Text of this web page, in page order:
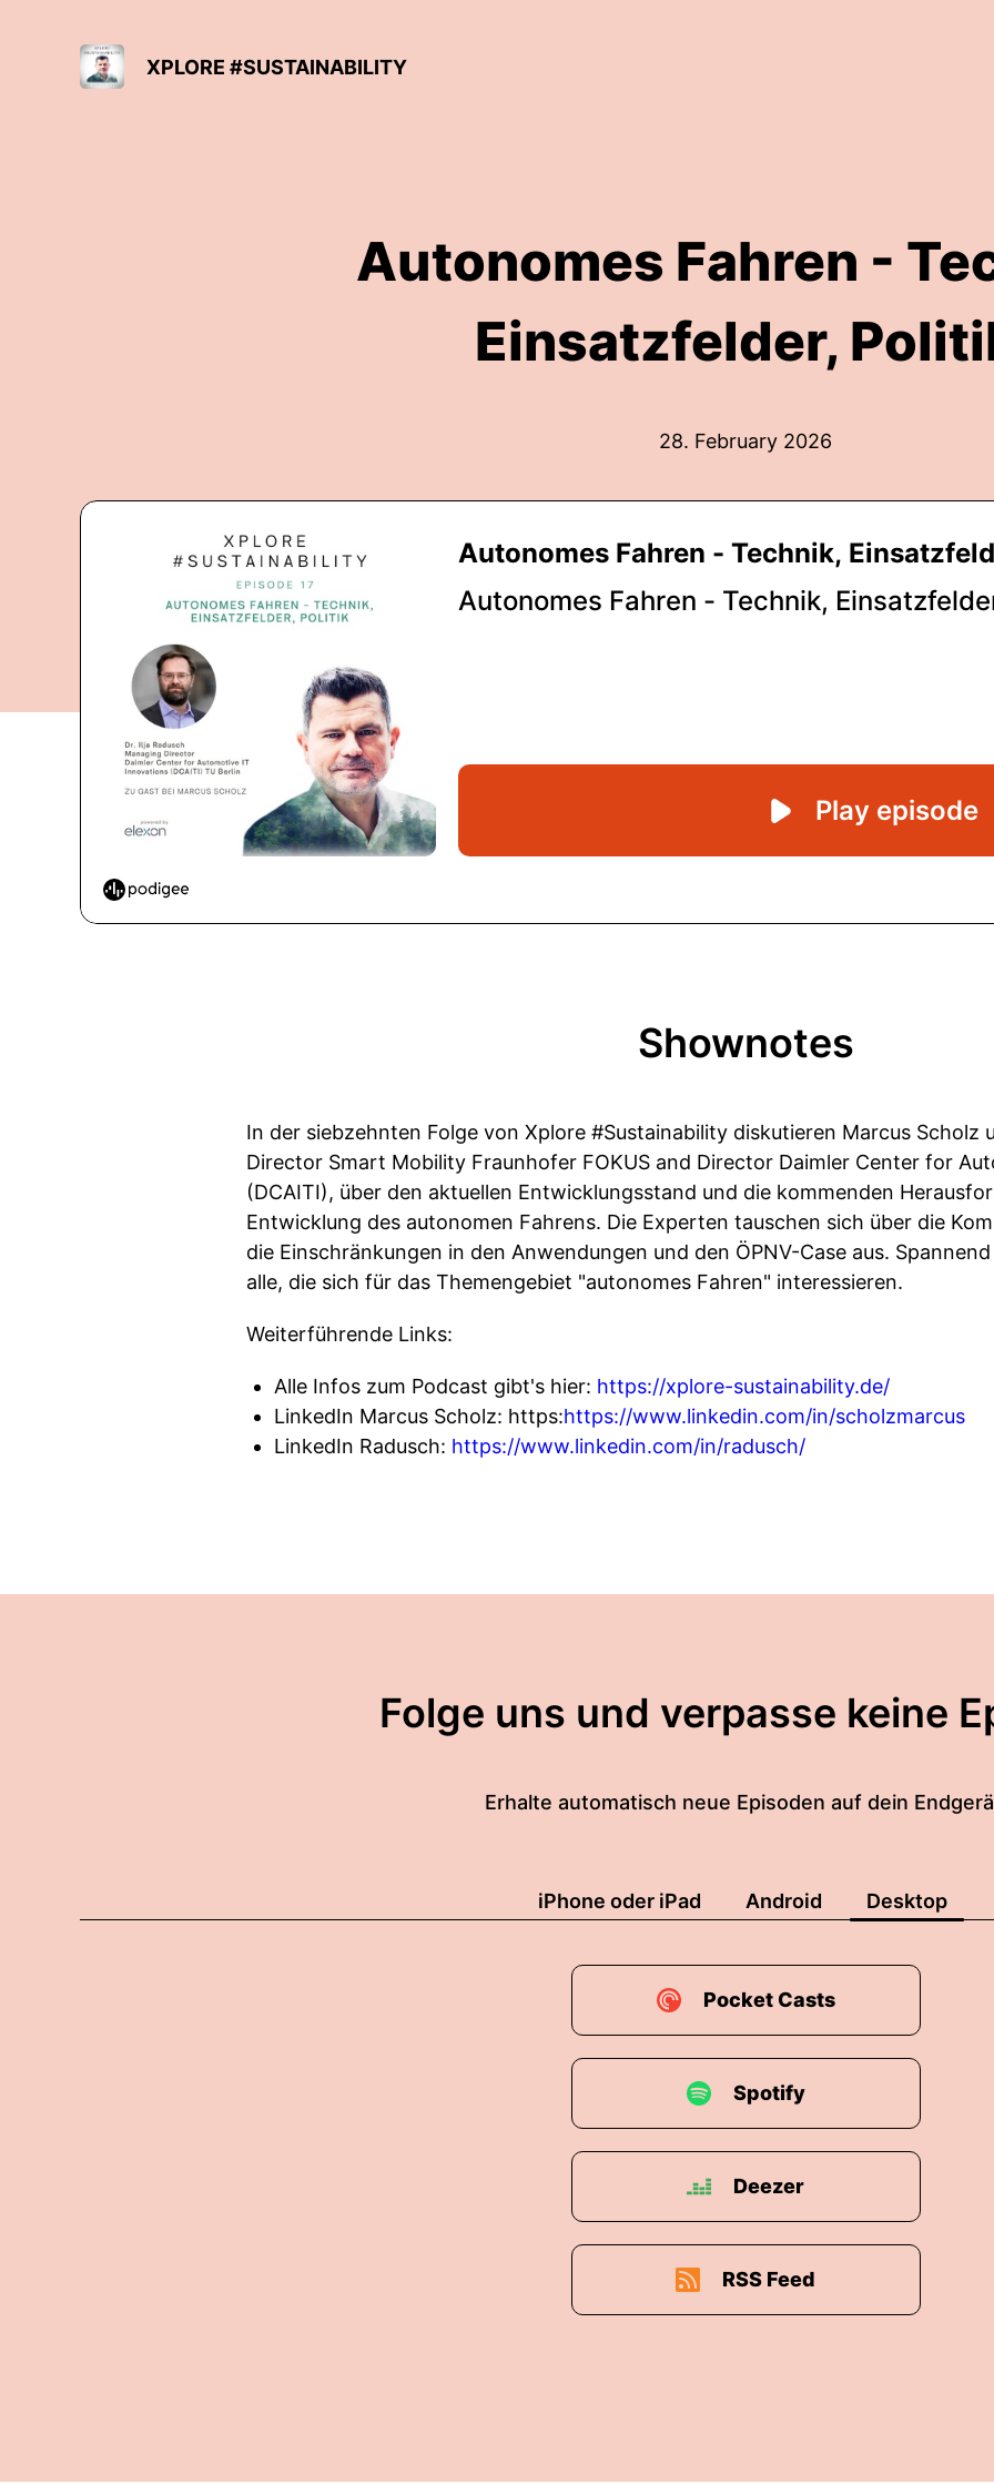
XPLORE #SUSTAINABILITY
Autonomes Fahren -
Einsatzfelder,
28. February 2026
Shownotes
In der siebzehnten Folge von Xplore #Sustainability diskutieren Marcus Scholz
Director Smart Mobility Fraunhofer FOKUS and Director Daimler Center for
(DCAITI), über den aktuellen Entwicklungsstand und die kommenden
Entwicklung des autonomen Fahrens. Die Experten tauschen sich über die
die Einschränkungen in den Anwendungen und den ÖPNV-Case aus.
alle, die sich für das Themengebiet "autonomes Fahren" interessieren.
Weiterführende Links:
Alle Infos zum Podcast gibt's hier: https://xplore-sustainability.de/
LinkedIn Marcus Scholz: https:https://www.linkedin.com/in/scholzmarcus
LinkedIn Radusch: https://www.linkedin.com/in/radusch/
Folge uns und verpasse keine
Erhalte automatisch neue Episoden auf dein
iPhone oder iPad Android Desktop
Pocket Casts
Spotify
Deezer
RSS Feed